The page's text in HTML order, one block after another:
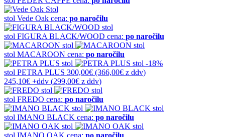
stol Vede Oak cena: po naročilu
stol FIGURA BLACK/WOOD cena: po naročilu
stol MACAROON cena: po naročilu
-18%
stol PETRA PLUS 300,00€ (366,00€ z ddv)
245,10€ +ddv (299,00€ z ddv)
stol FREDO cena: po naročilu
stol IMANO BLACK cena: po naročilu
stol IMANO OAK cena: po naročilu